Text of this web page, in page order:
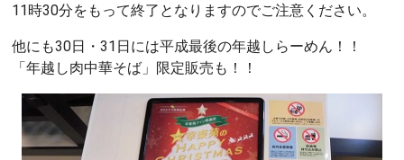
11時30分をもって終了となりますのでご注意ください。
他にも30日・31日には平成最後の年越しらーめん！！
「年越し肉中華そば」限定販売も！！